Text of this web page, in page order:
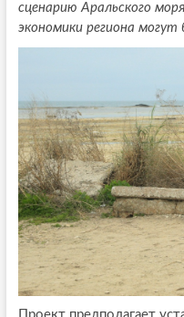
сценарию Аральского
экономики региона